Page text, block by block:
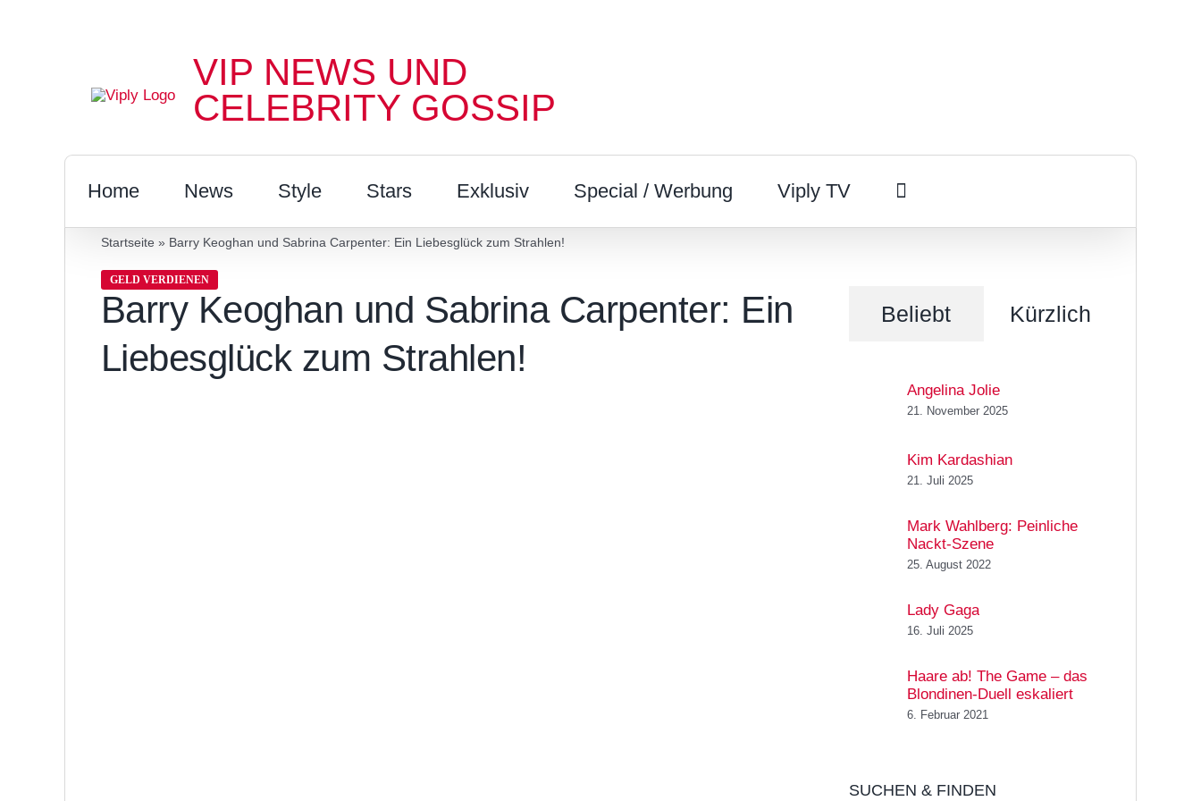
VIP NEWS UND
CELEBRITY GOSSIP
Home News Style Stars Exklusiv Special / Werbung Viply TV
Startseite » Barry Keoghan und Sabrina Carpenter: Ein Liebesglück zum Strahlen!
GELD VERDIENEN
Barry Keoghan und Sabrina Carpenter: Ein
Liebesglück zum Strahlen!
Beliebt Kürzlich
Angelina Jolie
21. November 2025
Kim Kardashian
21. Juli 2025
Mark Wahlberg: Peinliche
Nackt-Szene
25. August 2022
Lady Gaga
16. Juli 2025
Haare ab! The Game – das
Blondinen-Duell eskaliert
6. Februar 2021
SUCHEN & FINDEN